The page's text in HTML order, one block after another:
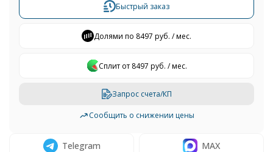
Быстрый заказ
Долями по 8497 руб. / мес.
Сплит от 8497 руб. / мес.
Запрос счета/КП
Сообщить о снижении цены
Telegram MAX